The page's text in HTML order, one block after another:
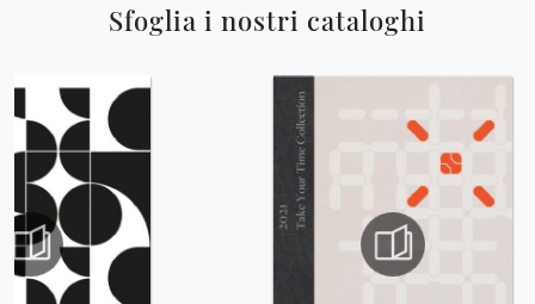
Sfoglia i nostri cataloghi